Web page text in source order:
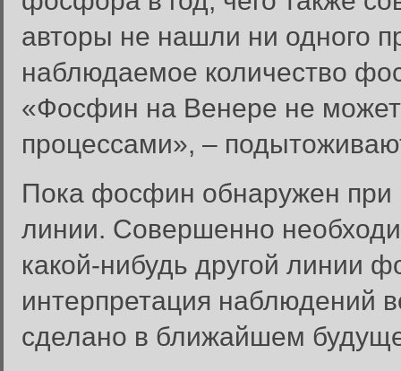
авторы не нашли ни одного
наблюдаемое количество
«Фосфин на Венере не
процессами», –
Пока фосфин обнаружен при
линии. Совершенно
какой-нибудь другой линии
интерпретация наблюдений
сделано в ближайшем
Вход в систему
Введите имя пользователя и
Вход в систему